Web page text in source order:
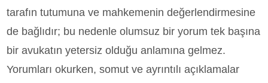
tarafın tutumuna ve mahkemenin değerlendirmesine
de bağlıdır; bu nedenle olumsuz bir yorum tek başına
bir avukatın yetersiz olduğu anlamına gelmez.
Yorumları okurken, somut ve ayrıntılı açıklamalar